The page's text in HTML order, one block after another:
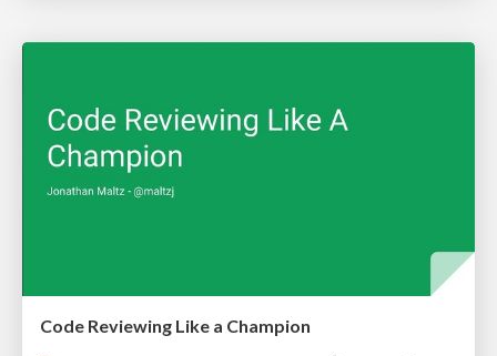
Code Reviewing Like a Champion